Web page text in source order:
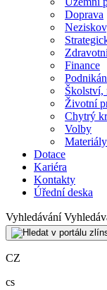
Doprava
Finance
Školství,
Životní
Chytrý
Volby
Dotace
Kariéra
Kontakty
Úřední deska
Vyhledávání
CZ
cs